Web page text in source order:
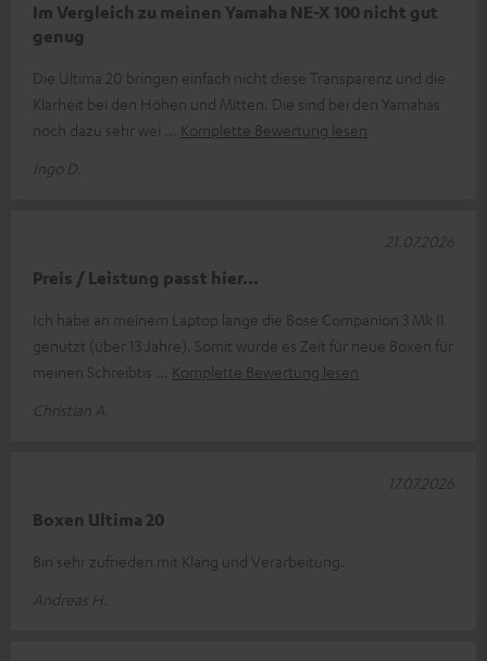
Im Vergleich zu meinen Yamaha NE-X 100 nicht gut
genug
Die Ultima 20 bringen einfach nicht diese Transparenz und die
Klarheit bei den Höhen und Mitten. Die sind bei den Yamahas
noch dazu sehr wei
Komplette Bewertung lesen
Ingo D.
Preis / Leistung passt hier...
Ich habe an meinem Laptop lange die Bose Companion 3 Mk II
genutzt (über 13 Jahre). Somit wurde es Zeit für neue Boxen für
meinen Schreibtis
Komplette Bewertung lesen
Christian A.
21.07.2026
Boxen Ultima 20
Bin sehr zufrieden mit Klang und Verarbeitung.
Andreas H.
17.07.2026